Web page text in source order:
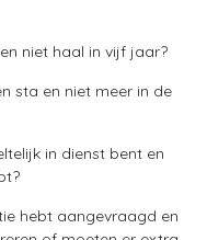
niet haal in vijf jaar?
sta en niet meer in de
in dienst bent en
hebt aangevraagd en